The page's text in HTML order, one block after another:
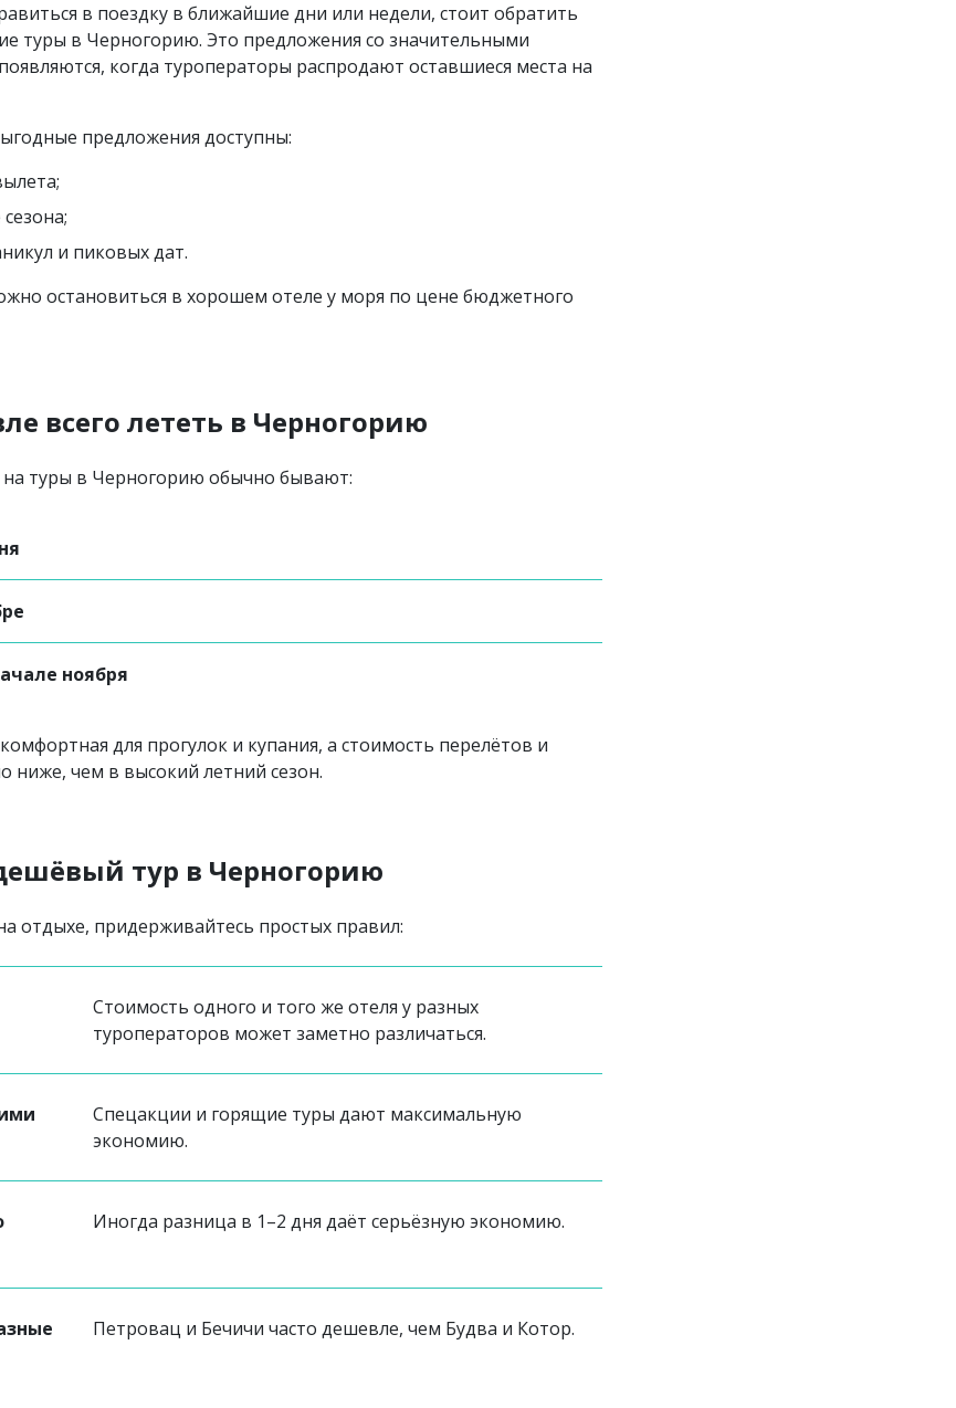
в поездку в ближайшие дни или недели, стоит обратить
туры в Черногорию. Это предложения со значительными
когда туроператоры распродают оставшиеся места на
предложения доступны:
и пиковых дат.
остановиться в хорошем отеле у моря по цене бюджетного
всего лететь в Черногорию
туры в Черногорию обычно бывают:
ноября
для прогулок и купания, а стоимость перелётов и
ниже, чем в высокий летний сезон.
тур в Черногорию
отдыхе, придерживайтесь простых правил:
Стоимость одного и того же отеля у разных
туроператоров может заметно различаться.
Спецакции и горящие туры дают максимальную
экономию.
Иногда разница в 1–2 дня даёт серьёзную экономию.
Петровац и Бечичи часто дешевле, чем Будва и Котор.